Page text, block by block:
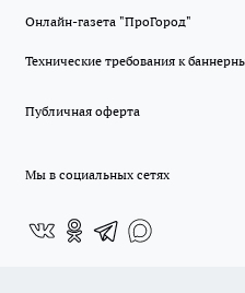
Онлайн-газета "ПроГород"
Технические требования к
Публичная оферта
Мы в социальных сетях